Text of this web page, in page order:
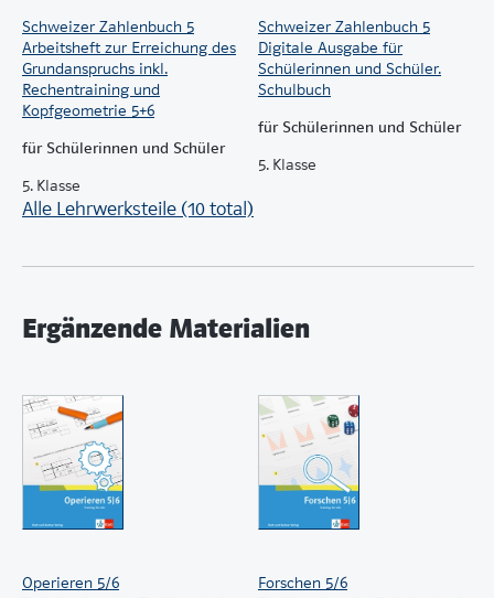
freigeschaltet. Der Begleitband enthält zehn Nutzer-
Schlüssel. Mit einem Nutzer-Schlüssel schalten Sie die
Inhalte ein Jahr frei.
Schweizer Zahlenbuch 5
Arbeitsheft zur Erreichung des
Grundanspruchs inkl.
Rechentraining und
Kopfgeometrie 5+6
für Schülerinnen und Schüler
5. Klasse
Schweizer Zahlenbuch 5
Digitale Ausgabe für
Schülerinnen und Schüler.
Schulbuch
für Schülerinnen und Schüler
5. Klasse
Alle Lehrwerksteile (10 total)
Ergänzende Materialien
Operieren 5/6
Forschen 5/6